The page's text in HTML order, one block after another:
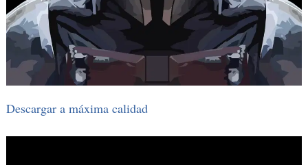
Descargar a máxima calidad